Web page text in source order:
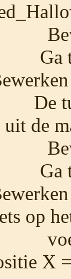
Ga
De
uit de
Ga
op
X